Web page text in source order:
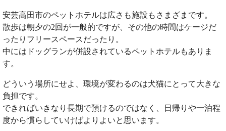
安芸高田市のペットホテルは広さも施設もさまざまです。
散歩は朝夕の2回が一般的ですが、その他の時間はケージだ
ったりフリースペースだったり。
中にはドッグランが併設されているペットホテルもありま
す。
どういう場所にせよ、環境が変わるのは犬猫にとって大きな
負担です。
できればいきなり長期で預けるのではなく、日帰りや一泊程
度から慣らしていけばよりよいと思います。